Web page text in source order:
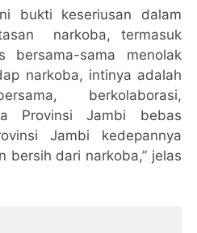
bukti keseriusan dalam
narkoba, termasuk
bersama-sama menolak
narkoba, intinya adalah
berkolaborasi,
Provinsi Jambi bebas
Jambi kedepannya
bersih dari narkoba,” jelas